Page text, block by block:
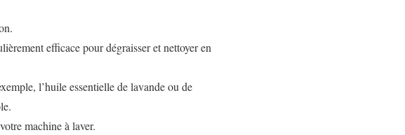
efficace pour dégraisser et nettoyer en
l’huile essentielle de lavande ou de
machine à laver.